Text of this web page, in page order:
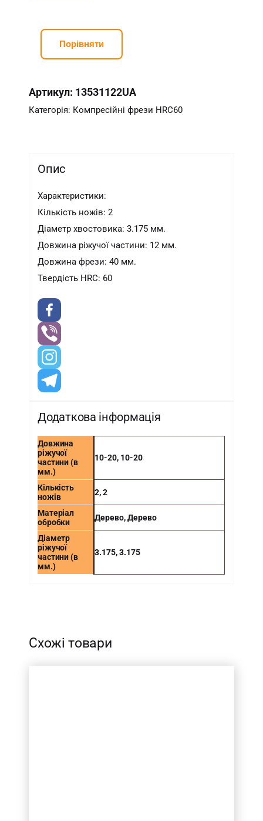
Порівняти
Артикул: 13531122UA
Категорія: Компресійні фрези HRC60
Опис
Характеристики:
Кількість ножів: 2
Діаметр хвостовика: 3.175 мм.
Довжина ріжучої частини: 12 мм.
Довжина фрези: 40 мм.
Твердість HRC: 60
Додаткова інформація
Довжина
ріжучої
частини (в
мм.)
10-20, 10-20
Кількість
ножів
2,2
Матеріал
обробки
Дерево,Дерево
Діаметр
ріжучої
частини (в
мм.)
3.175,3.175
Схожі товари